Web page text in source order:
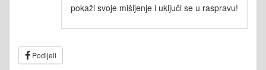
pokaži svoje mišljenje i uključi se u raspravu!
Podijeli